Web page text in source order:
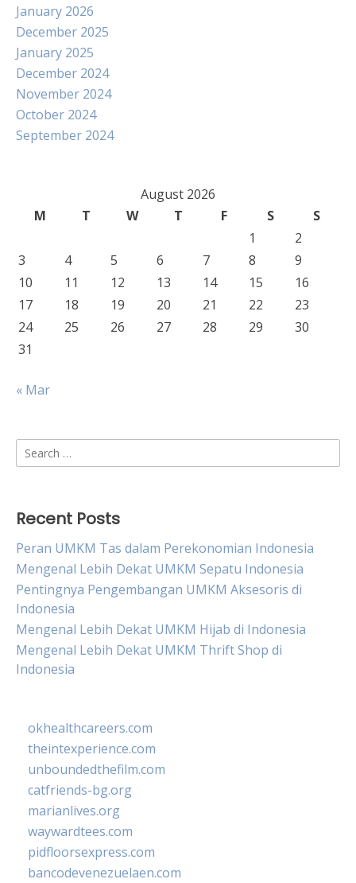
January 2026
December 2025
January 2025
December 2024
November 2024
October 2024
September 2024
August 2026
M
T W T F S
S
1
2
3
4 5 6 7 8
9
10
11 12 13 14 15
16
17
18 19 20 21 22
23
24
25 26 27 28 29
30
31
« Mar
Search
for:
Recent Posts
Peran UMKM Tas dalam Perekonomian Indonesia
Mengenal Lebih Dekat UMKM Sepatu Indonesia
Pentingnya Pengembangan UMKM Aksesoris di
Indonesia
Mengenal Lebih Dekat UMKM Hijab di Indonesia
Mengenal Lebih Dekat UMKM Thrift Shop di
Indonesia
okhealthcareers.com
theintexperience.com
unboundedthefilm.com
catfriends-bg.org
marianlives.org
waywardtees.com
pidfloorsexpress.com
bancodevenezuelaen.com